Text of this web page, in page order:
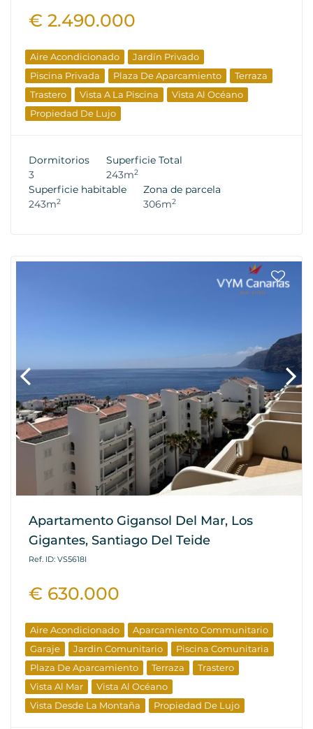
€ 2.490.000
Aire Acondicionado
Jardín Privado
Piscina Privada
Plaza De Aparcamiento
Terraza
Trastero
Vista A La Piscina
Vista Al Océano
Propiedad De Lujo
Dormitorios
3
Superficie Total
243m2
Superficie habitable
243m2
Zona de parcela
306m2
Apartamento Gigansol Del Mar, Los
Gigantes, Santiago Del Teide
Ref. ID: VS5618I
€ 630.000
Aire Acondicionado
Aparcamiento Communitario
Garaje
Jardin Comunitario
Piscina Comunitaria
Plaza De Aparcamiento
Terraza
Trastero
Vista Al Mar
Vista Al Océano
Vista Desde La Montaña
Propiedad De Lujo